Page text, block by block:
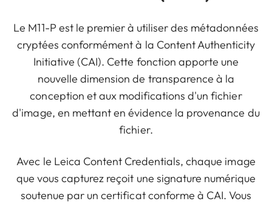
Le M11-P est le premier à utiliser des métadonnées
cryptées conformément à la Content Authenticity
Initiative (CAI). Cette fonction apporte une
nouvelle dimension de transparence à la
conception et aux modifications d'un fichier
d'image, en mettant en évidence la provenance du
fichier.
Avec le Leica Content Credentials, chaque image
que vous capturez reçoit une signature numérique
soutenue par un certificat conforme à CAI. Vous